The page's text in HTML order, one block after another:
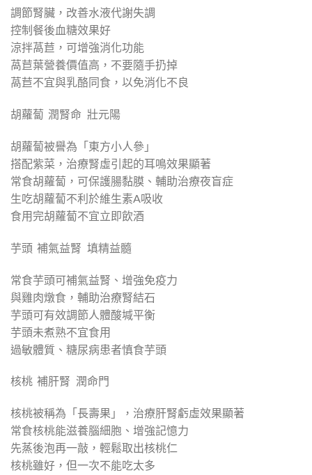
調節腎臟，改善水液代謝失調
控制餐後血糖效果好
涼拌萵苣，可增強消化功能
萵苣葉營養價值高，不要隨手扔掉
萵苣不宜與乳酪同食，以免消化不良
胡蘿蔔 潤腎命 壯元陽
胡蘿蔔被譽為「東方小人參」
搭配紫菜，治療腎虛引起的耳鳴效果顯著
常食胡蘿蔔，可保護腸黏膜、輔助治療夜盲症
生吃胡蘿蔔不利於維生素A吸收
食用完胡蘿蔔不宜立即飲酒
芋頭 補氣益腎 填精益髓
常食芋頭可補氣益腎、增強免疫力
與雞肉燉食，輔助治療腎結石
芋頭可有效調節人體酸堿平衡
芋頭未煮熟不宜食用
過敏體質、糖尿病患者慎食芋頭
核桃 補肝腎 潤命門
核桃被稱為「長壽果」，治療肝腎虧虛效果顯著
常食核桃能滋養腦細胞、增強記憶力
先蒸後泡再一敲，輕鬆取出核桃仁
核桃雖好，但一次不能吃太多